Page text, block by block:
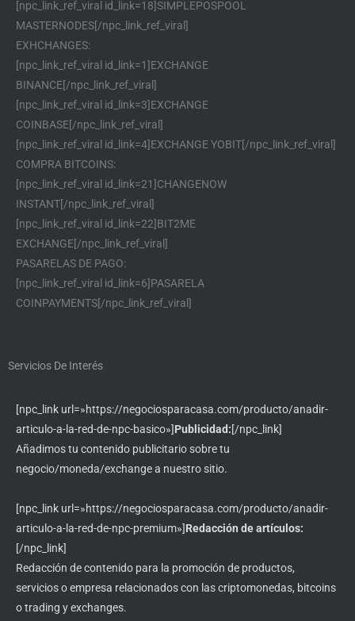
[npc_link_ref_viral id_link=18]SIMPLEPOSPOOL
MASTERNODES[/npc_link_ref_viral]
EXHCHANGES:
[npc_link_ref_viral id_link=1]EXCHANGE
BINANCE[/npc_link_ref_viral]
[npc_link_ref_viral id_link=3]EXCHANGE
COINBASE[/npc_link_ref_viral]
[npc_link_ref_viral id_link=4]EXCHANGE YOBIT[/npc_link_ref_viral]
COMPRA BITCOINS:
[npc_link_ref_viral id_link=21]CHANGENOW
INSTANT[/npc_link_ref_viral]
[npc_link_ref_viral id_link=22]BIT2ME
EXCHANGE[/npc_link_ref_viral]
PASARELAS DE PAGO:
[npc_link_ref_viral id_link=6]PASARELA
COINPAYMENTS[/npc_link_ref_viral]
Servicios De Interés
[npc_link url=»https://negociosparacasa.com/producto/anadir-
articulo-a-la-red-de-npc-basico»]Publicidad:[/npc_link]
Añadimos tu contenido publicitario sobre tu
negocio/moneda/exchange a nuestro sitio.
[npc_link url=»https://negociosparacasa.com/producto/anadir-
articulo-a-la-red-de-npc-premium»]Redacción de artículos:
[/npc_link]
Redacción de contenido para la promoción de productos,
servicios o empresa relacionados con las criptomonedas, bitcoins
o trading y exchanges.